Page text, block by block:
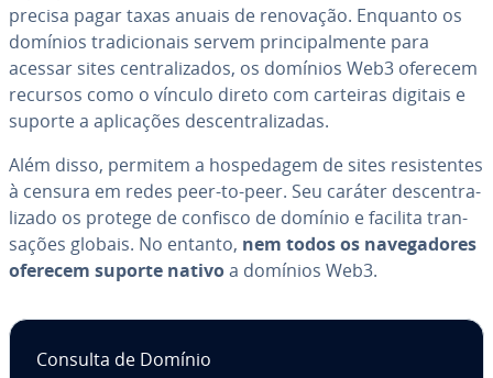
precisa pagar taxas anuais de renovação. Enquanto os
domínios tra­di­ci­o­nais servem prin­ci­pal­mente para
acessar sites cen­tra­li­za­dos, os domínios Web3 oferecem
recursos como o vínculo direto com carteiras digitais e
suporte a apli­ca­ções des­cen­tra­li­za­das.
Além disso, permitem a hos­pe­da­gem de sites re­sis­ten­tes
à censura em redes peer-to-peer. Seu caráter des­cen­tra­
li­zado os protege de confisco de domínio e facilita tran­
sa­ções globais. No entanto, nem todos os na­ve­ga­do­res
oferecem suporte nativoa domínios Web3.
Consulta de Domínio